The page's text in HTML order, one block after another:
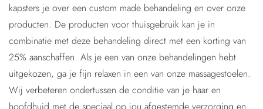
kapsters je over een custom made behandeling en over onze
producten. De producten voor thuisgebruik kan je in
combinatie met deze behandeling direct met een korting van
25% aanschaffen. Als je een van onze behandelingen hebt
uitgekozen, ga je fijn relaxen in een van onze massagestoelen.
Wij verbeteren ondertussen de conditie van je haar en
hoofdhuid met de speciaal op jou afgestemde verzorging en